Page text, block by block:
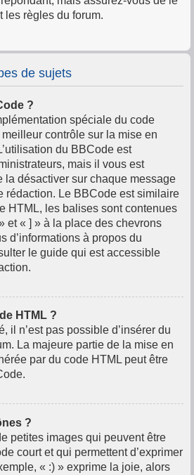
les règles du forum.
de sujets
?
spéciale du code
contrôle sur la mise en
du BBCode est
mais il vous est
la désactiver sur chaque message
rédaction. Le BBCode est similaire
HTML, les balises sont contenues
et « ] » à la place des chevrons
d’informations à propos du
le guide qui est accessible
HTML ?
il n’est pas possible d’insérer du
La majeure partie de la mise en
par du code HTML peut être
?
petites images qui peuvent être
court et qui permettent d’exprimer
« :) » exprime la joie, alors